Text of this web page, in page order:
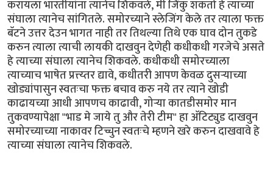
करायला भारतीयांना त्यानेच शिकवले, मी जिंकु शकतो हे त्याच्या
संघाला त्यानेच सांगितले. समोरच्याने स्लेजिंग केले तर त्याला फक्त
बॅटने उत्तर देउन भागत नाही तर तिथल्या तिथे एक घाव दोन तुकडे
करुन त्याला त्याची लायकी दाखवुन देणेही कधीकधी गरजेचे असते
हे त्याच्या संघाला त्यानेच शिकवले. कधीकधी समोरच्याला
त्याच्याच भाषेत प्रत्त्य्तर द्यावे, कधीतरी आपण केवळ दुसर्‍याच्या
खोड्यांपासुन स्वतःचा फक्त बचाव करु नये तर त्याने खोडी
काढायच्या आधी आपणच काढावी, गोर्‍या कातडीसमोर मान
तुकवण्यापेक्षा "भाड मे जाये तु और तेरी टीम" हा अ‍ॅटिट्युड दाखवुन
समोरच्याच्या नाकावर टिच्चुन स्वतःचे म्हणने खरे करुन दाखवावे हे
त्याच्या संघाला त्यानेच शिकवले.